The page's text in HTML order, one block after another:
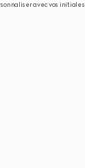
avec vos initiales